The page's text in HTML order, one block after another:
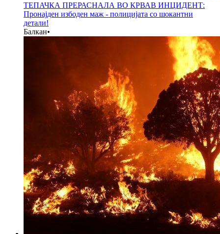
ТЕПАЧКА ПРЕРАСНАЛА ВО КРВАВ ИНЦИДЕНТ:
Пронајден избоден маж - полицијата со шокантни
детали!
Балкан•